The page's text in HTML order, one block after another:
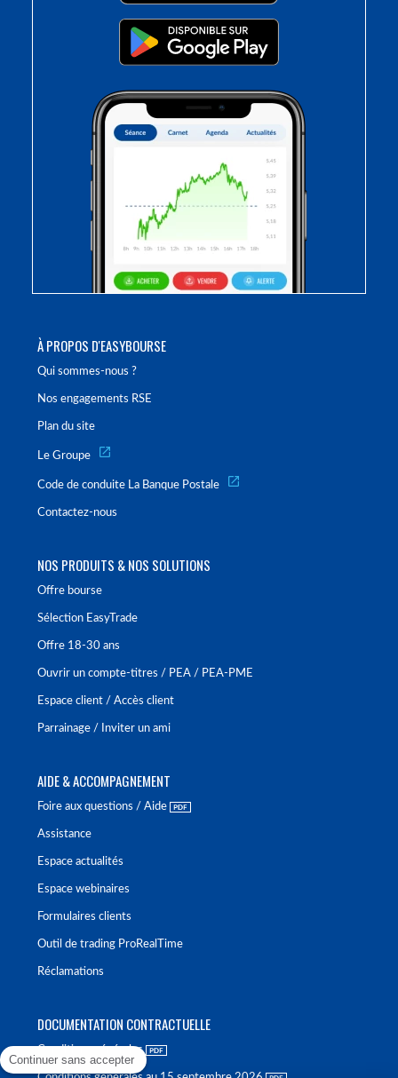
À PROPOS D'EASYBOURSE
Qui sommes-nous ?
Nos engagements RSE
Plan du site
Le Groupe
Code de conduite La Banque Postale
Contactez-nous
NOS PRODUITS & NOS SOLUTIONS
Offre bourse
Sélection EasyTrade
Offre 18-30 ans
Ouvrir un compte-titres / PEA / PEA-PME
Espace client / Accès client
Parrainage / Inviter un ami
AIDE & ACCOMPAGNEMENT
Foire aux questions / Aide
Assistance
Espace actualités
Espace webinaires
Formulaires clients
Outil de trading ProRealTime
Réclamations
DOCUMENTATION CONTRACTUELLE
Conditions générales
Continuer sans accepter